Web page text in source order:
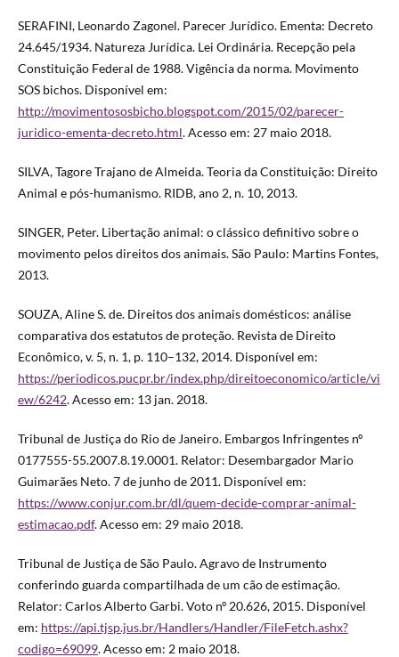
SERAFINI, Leonardo Zagonel. Parecer Jurídico. Ementa: Decreto
24.645/1934. Natureza Jurídica. Lei Ordinária. Recepção pela
Constituição Federal de 1988. Vigência da norma. Movimento
SOS bichos. Disponível em:
http://movimentososbicho.blogspot.com/2015/02/parecer-
juridico-ementa-decreto.html. Acesso em: 27 maio 2018.
SILVA, Tagore Trajano de Almeida. Teoria da Constituição: Direito
Animal e pós-humanismo. RIDB, ano 2, n. 10, 2013.
SINGER, Peter. Libertação animal: o clássico definitivo sobre o
movimento pelos direitos dos animais. São Paulo: Martins Fontes,
2013.
SOUZA, Aline S. de. Direitos dos animais domésticos: análise
comparativa dos estatutos de proteção. Revista de Direito
Econômico, v. 5, n. 1, p. 110–132, 2014. Disponível em:
https://periodicos.pucpr.br/index.php/direitoeconomico/article/vi
ew/6242. Acesso em: 13 jan. 2018.
Tribunal de Justiça do Rio de Janeiro. Embargos Infringentes nº
0177555-55.2007.8.19.0001. Relator: Desembargador Mario
Guimarães Neto. 7 de junho de 2011. Disponível em:
https://www.conjur.com.br/dl/quem-decide-comprar-animal-
estimacao.pdf. Acesso em: 29 maio 2018.
Tribunal de Justiça de São Paulo. Agravo de Instrumento
conferindo guarda compartilhada de um cão de estimação.
Relator: Carlos Alberto Garbi. Voto nº 20.626, 2015. Disponível
em: https://api.tjsp.jus.br/Handlers/Handler/FileFetch.ashx?
codigo=69099. Acesso em: 2 maio 2018.